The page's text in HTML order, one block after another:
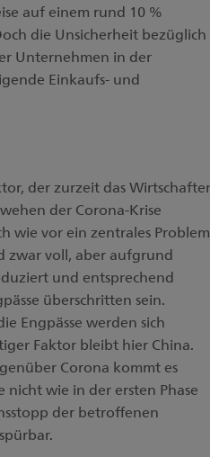
auf einem rund 10 %
die Unsicherheit bezüglich
Unternehmen in der
Einkaufs- und
der zurzeit das
der Corona-Krise
wie vor ein zentrales Problem
zwar voll, aber aufgrund
und entsprechend
überschritten sein.
Engpässe werden sich
Faktor bleibt hier China.
Corona kommt es
wie in der ersten Phase
der betroffenen